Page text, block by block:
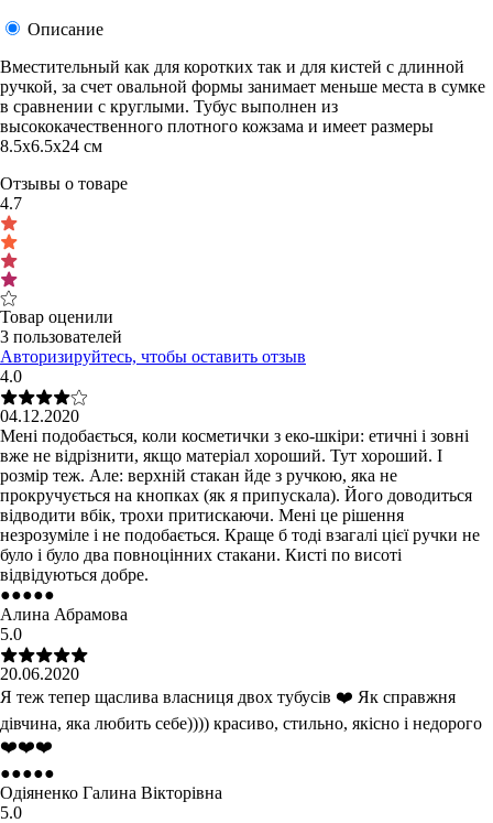
Описание
Вместительный как для коротких так и для кистей с длинной
ручкой, за счет овальной формы занимает меньше места в сумке
в сравнении с круглыми. Тубус выполнен из
высококачественного плотного кожзама и имеет размеры
8.5х6.5х24 см
Отзывы о товаре
4.7
Товар оценили
3 пользователей
Авторизируйтесь, чтобы оставить отзыв
4.0
04.12.2020
Мені подобається, коли косметички з еко-шкіри: етичні і зовні
вже не відрізнити, якщо матеріал хороший. Тут хороший. І
розмір теж. Але: верхній стакан йде з ручкою, яка не
прокручується на кнопках (як я припускала). Його доводиться
відводити вбік, трохи притискаючи. Мені це рішення
незрозуміле і не подобається. Краще б тоді взагалі цієї ручки не
було і було два повноцінних стакани. Кисті по висоті
відвідуються добре.
●●●●●
Алина Абрамова
5.0
20.06.2020
Я теж тепер щаслива власниця двох тубусів ❤️ Як справжня
дівчина, яка любить себе)))) красиво, стильно, якісно і недорого
❤️❤️❤️
●●●●●
Одіяненко Галина Вікторівна
5.0